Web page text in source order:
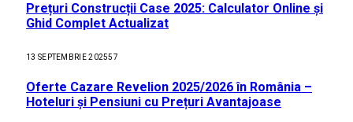
Prețuri Construcții Case 2025: Calculator Online și
Ghid Complet Actualizat
13 SEPTEMBRIE 202557
Oferte Cazare Revelion 2025/2026 în România –
Hoteluri și Pensiuni cu Prețuri Avantajoase